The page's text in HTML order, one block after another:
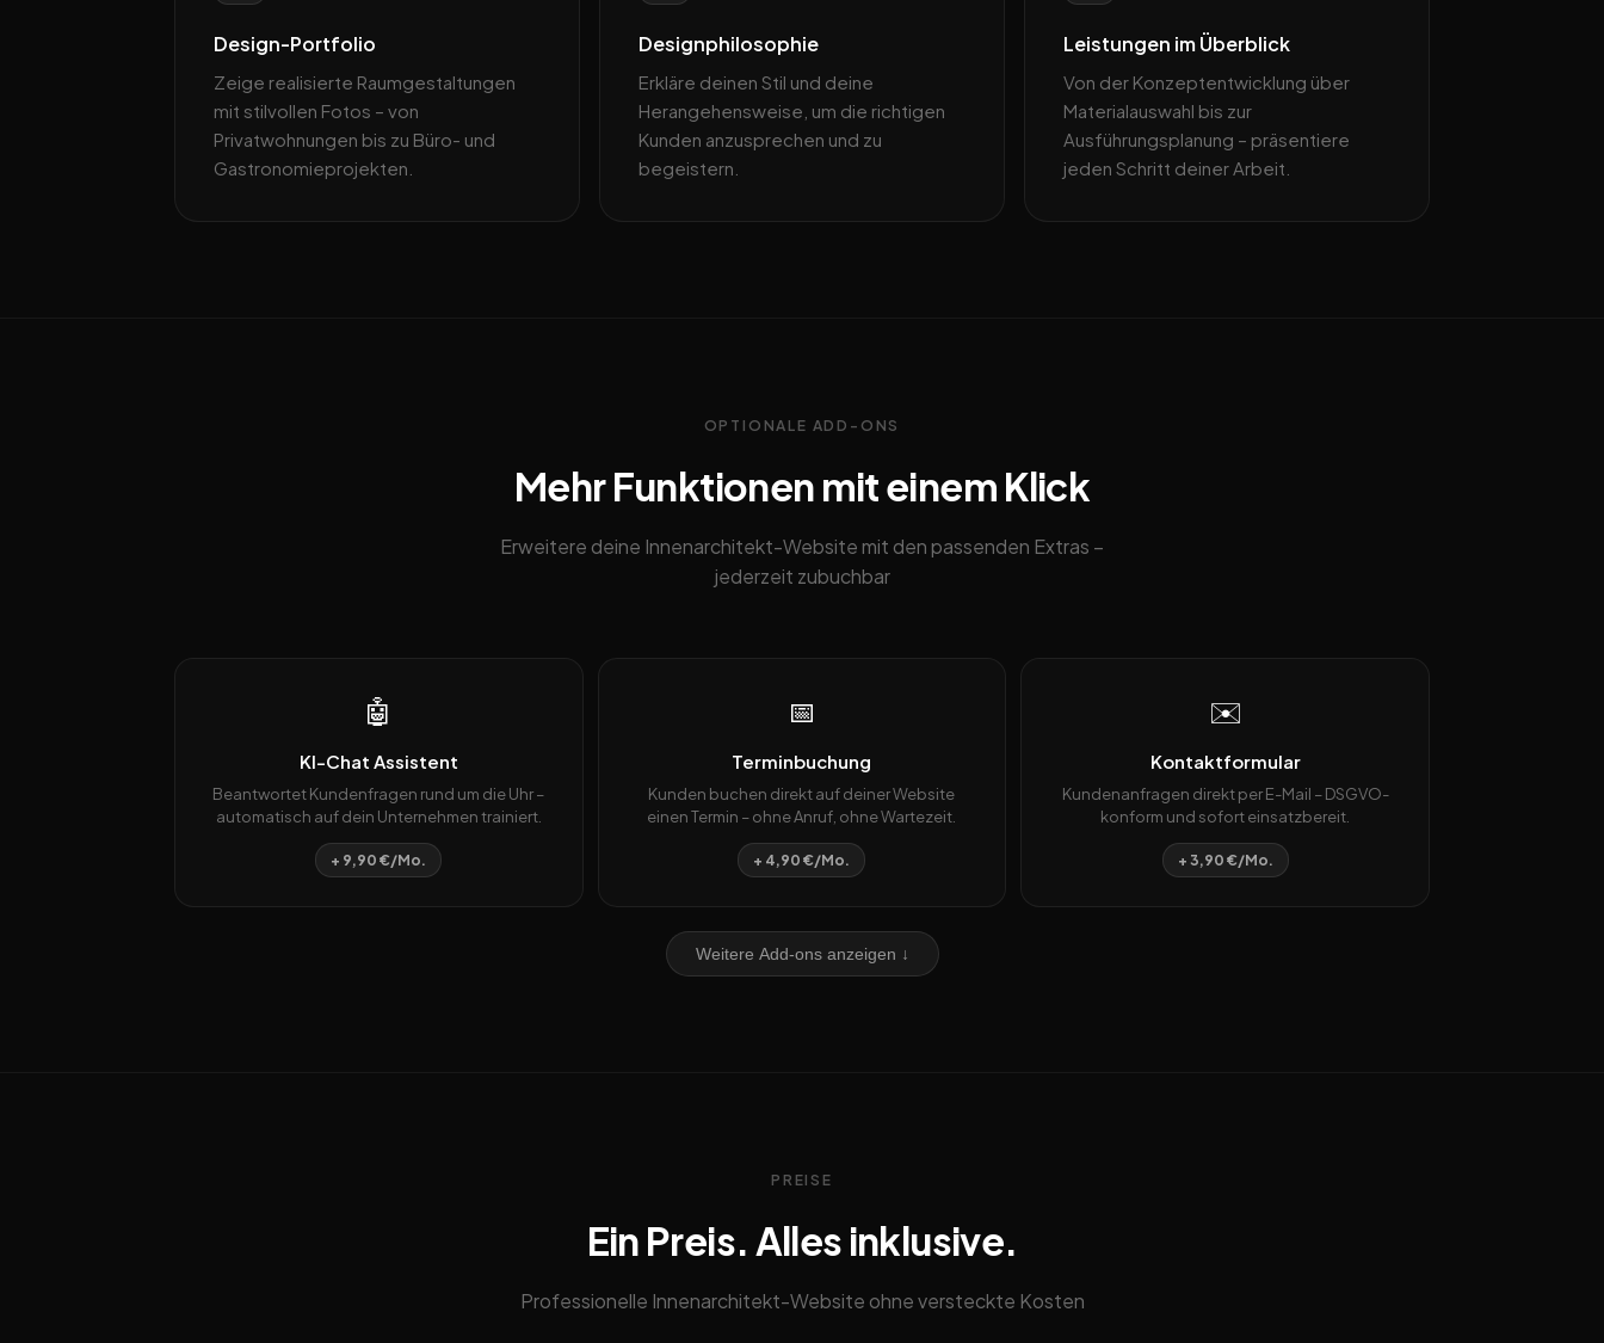
Design-Portfolio
Zeige realisierte Raumgestaltungen
mit stilvollen Fotos – von
Privatwohnungen bis zu Büro- und
Gastronomieprojekten.
Designphilosophie
Erkläre deinen Stil und deine
Herangehensweise, um die richtigen
Kunden anzusprechen und zu
begeistern.
Leistungen im Überblick
Von der Konzeptentwicklung über
Materialauswahl bis zur
Ausführungsplanung – präsentiere
jeden Schritt deiner Arbeit.
OPTIONALE ADD-ONS
Mehr Funktionen mit einem Klick
Erweitere deine Innenarchitekt-Website mit den passenden Extras –
jederzeit zubuchbar
🤖
KI-Chat Assistent
Beantwortet Kundenfragen rund um die Uhr –
automatisch auf dein Unternehmen trainiert.
+ 9,90 €/Mo.
📅
Terminbuchung
Kunden buchen direkt auf deiner Website
einen Termin – ohne Anruf, ohne Wartezeit.
+ 4,90 €/Mo.
✉️
Kontaktformular
Kundenanfragen direkt per E-Mail – DSGVO-
konform und sofort einsatzbereit.
+ 3,90 €/Mo.
Weitere Add-ons anzeigen ↓
PREISE
Ein Preis. Alles inklusive.
Professionelle Innenarchitekt-Website ohne versteckte Kosten